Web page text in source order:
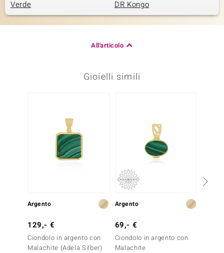
Verde DR Kongo
All'articolo
Gioielli simili
Argento
129,- €
Ciondolo in argento con
Malachite (Adela Silber)
Argento
69,- €
Ciondolo in argento con
Malachite